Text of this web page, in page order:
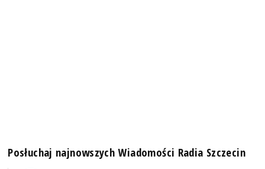
Posłuchaj najnowszych Wiadomości Radia Szczecin